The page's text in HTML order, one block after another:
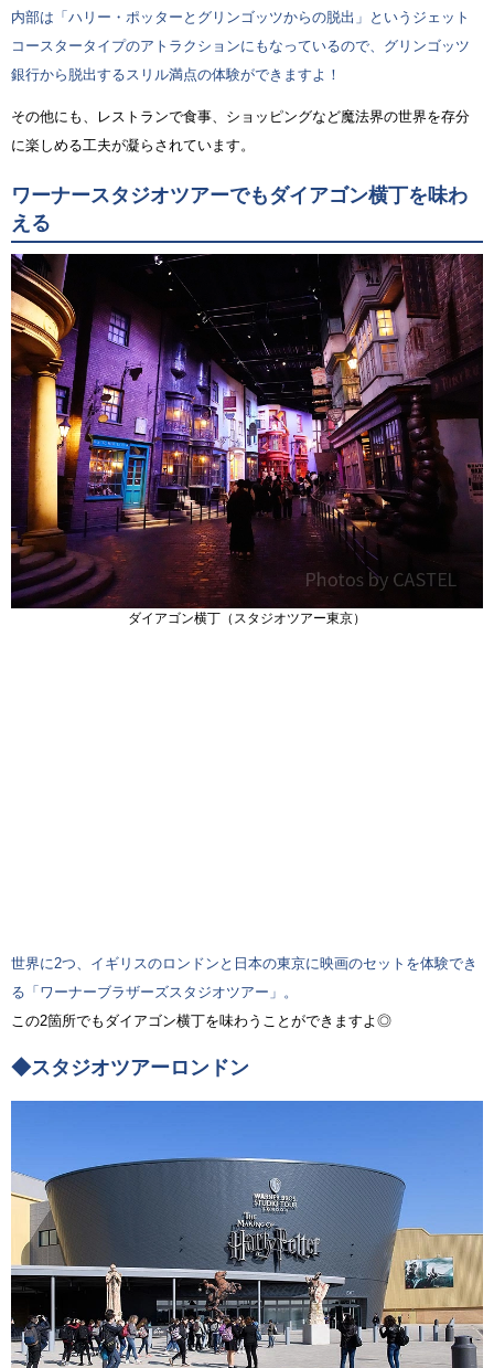
内部は「ハリー・ポッターとグリンゴッツからの脱出」というジェット
コースタータイプのアトラクションにもなっているので、グリンゴッツ
銀行から脱出するスリル満点の体験ができますよ！
その他にも、レストランで食事、ショッピングなど魔法界の世界を存分
に楽しめる工夫が凝らされています。
ワーナースタジオツアーでもダイアゴン横丁を味わ
える
ダイアゴン横丁（スタジオツアー東京）
世界に2つ、イギリスのロンドンと日本の東京に映画のセットを体験でき
る「ワーナーブラザーズスタジオツアー」。
この2箇所でもダイアゴン横丁を味わうことができますよ◎
◆スタジオツアーロンドン